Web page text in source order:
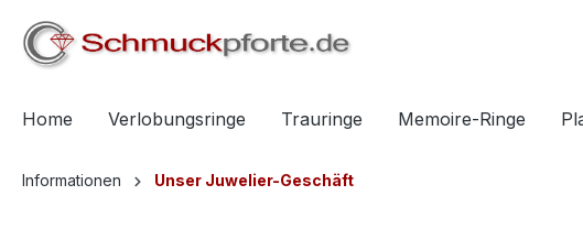
Home Verlobungsringe Trauringe Memoire-Ringe
Informationen Unser Juwelier-Geschäft